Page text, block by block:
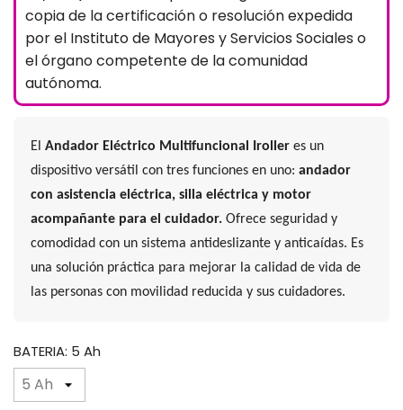
copia de la certificación o resolución expedida
por el Instituto de Mayores y Servicios Sociales o
el órgano competente de la comunidad
autónoma.
ElAndador Eléctrico Multifuncional Iroller es un
dispositivo versátil con tres funciones en uno:andador
con asistencia eléctrica, silla eléctrica y motor
acompañante para el cuidador. Ofrece seguridad y
comodidad con un sistema antideslizante y anticaídas. Es
una solución práctica para mejorar la calidad de vida de
las personas con movilidad reducida y sus cuidadores.
BATERIA: 5 Ah